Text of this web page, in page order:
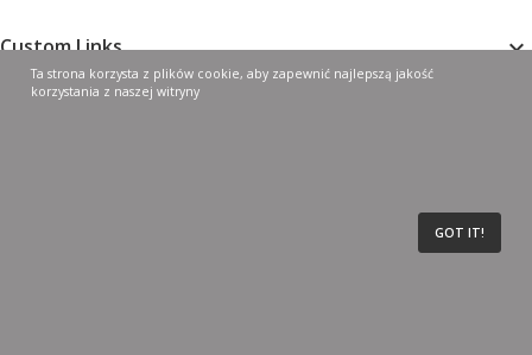
Custom Links 
My Account
Ta strona korzysta z plików cookie, aby zapewnić najlepszą jakość
korzystania z naszej witryny
GOT IT!